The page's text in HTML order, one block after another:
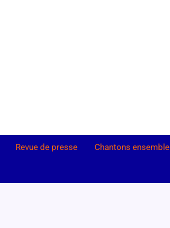
Revue de presse Chantons ensemble